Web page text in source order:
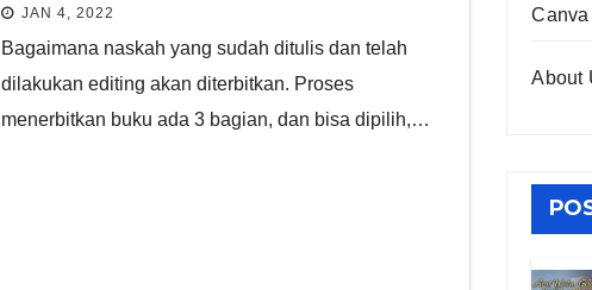
JAN 4, 2022
Bagaimana naskah yang sudah ditulis dan telah
dilakukan editing akan diterbitkan. Proses
menerbitkan buku ada 3 bagian, dan bisa dipilih,…
Canva
About